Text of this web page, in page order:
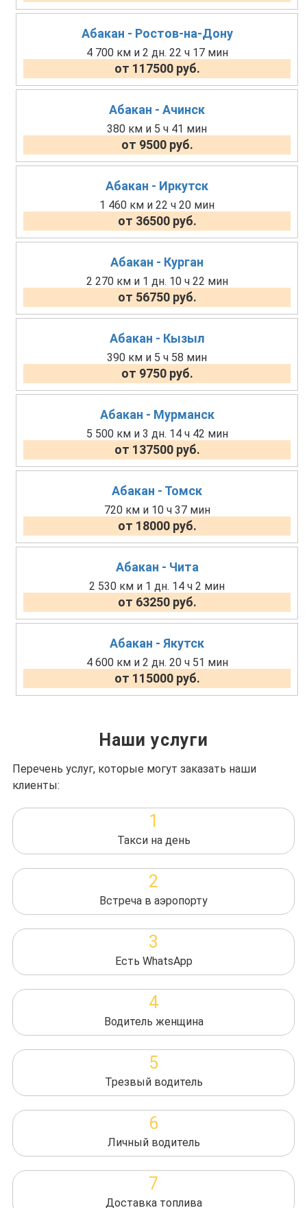
Абакан - Ростов-на-Дону
4 700 км и 2 дн. 22 ч 17 мин
от 117500 руб.
Абакан - Ачинск
380 км и 5 ч 41 мин
от 9500 руб.
Абакан - Иркутск
1 460 км и 22 ч 20 мин
от 36500 руб.
Абакан - Курган
2 270 км и 1 дн. 10 ч 22 мин
от 56750 руб.
Абакан - Кызыл
390 км и 5 ч 58 мин
от 9750 руб.
Абакан - Мурманск
5 500 км и 3 дн. 14 ч 42 мин
от 137500 руб.
Абакан - Томск
720 км и 10 ч 37 мин
от 18000 руб.
Абакан - Чита
2 530 км и 1 дн. 14 ч 2 мин
от 63250 руб.
Абакан - Якутск
4 600 км и 2 дн. 20 ч 51 мин
от 115000 руб.
Наши услуги
Перечень услуг, которые могут заказать наши
клиенты:
1
Такси на день
2
Встреча в аэропорту
3
Есть WhatsApp
4
Водитель женщина
5
Трезвый водитель
6
Личный водитель
7
Доставка топлива